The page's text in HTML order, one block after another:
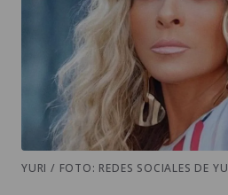
YURI / FOTO: REDES SOCIALES DE